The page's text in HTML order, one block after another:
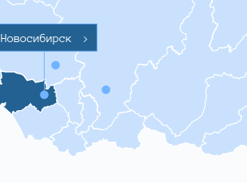
Новосибирск
>